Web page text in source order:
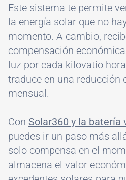
Este sistema te permite
la energía solar que no
momento. A cambio,
compensación
luz por cada kilovatio
traduce en una reducción
mensual.
Con Solar360 y la batería
puedes ir un paso más
solo compensa en el
almacena el valor